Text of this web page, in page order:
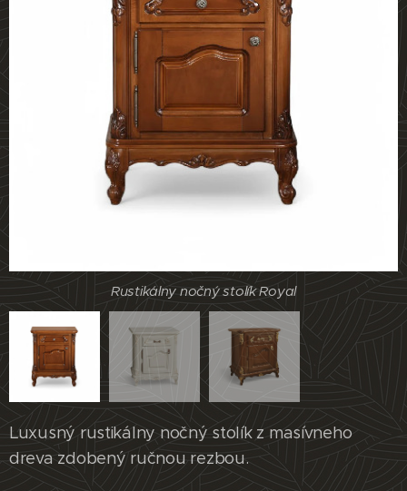
Rustikálny nočný stolík Royal
Rustikálny nočný stolík Royal
Rustikálny nočný stolík Royal
Luxusný rustikálny nočný stolík z masívneho
dreva zdobený ručnou rezbou.